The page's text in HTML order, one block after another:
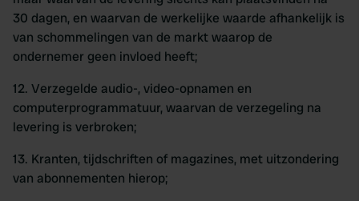
30 dagen, en waarvan de werkelijke waarde afhankelijk is
van schommelingen van de markt waarop de
ondernemer geen invloed heeft;
12. Verzegelde audio-, video-opnamen en
computerprogrammatuur, waarvan de verzegeling na
levering is verbroken;
13. Kranten, tijdschriften of magazines, met uitzondering
van abonnementen hierop;